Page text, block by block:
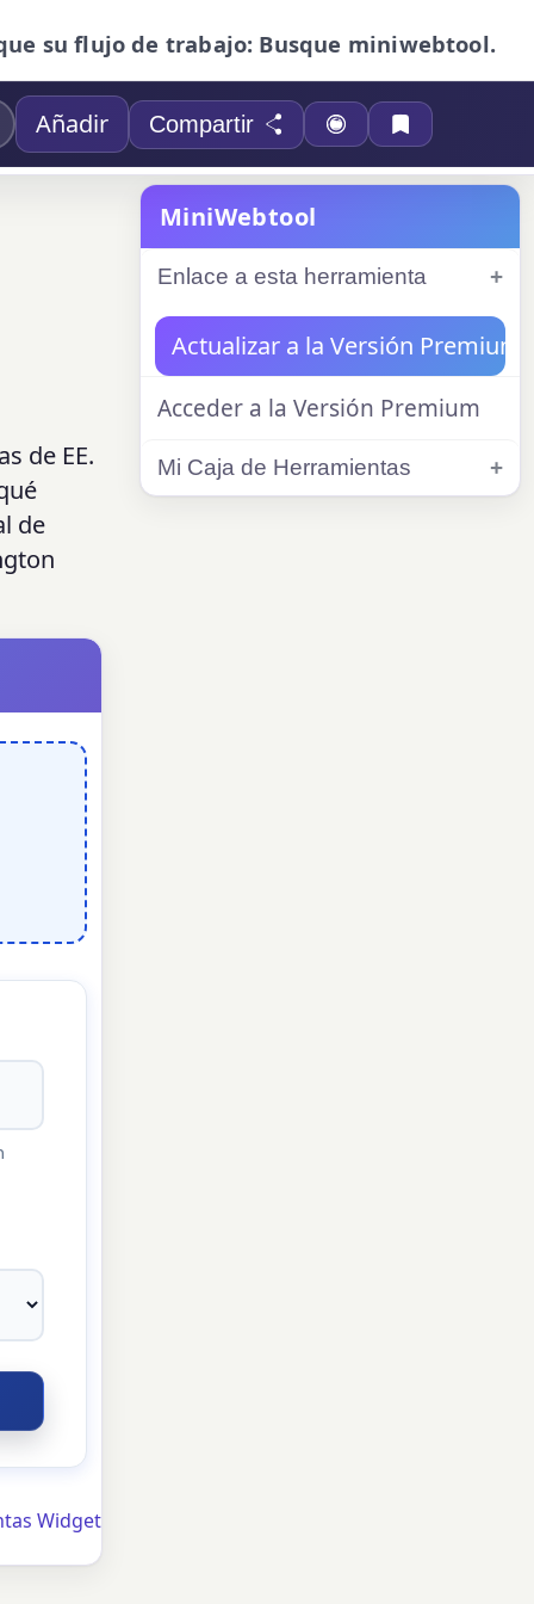
su flujo de trabajo: Busque miniwebtool.
Añadir Compartir
de EE.
de
Widget
MiniWebtool
Enlace a esta herramienta
Actualizar a la Versión Premium
Acceder a la Versión Premium
Mi Caja de Herramientas